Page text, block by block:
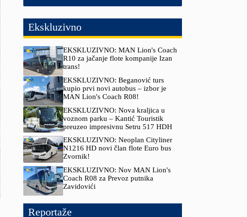
Ekskluzivno
EKSKLUZIVNO: MAN Lion's Coach
R10 za jačanje flote kompanije Izan
trans!
EKSKLUZIVNO: Beganović turs
kupio prvi novi autobus – izbor je
MAN Lion's Coach R08!
EKSKLUZIVNO: Nova kraljica u
voznom parku – Kantić Touristik
preuzeo impresivnu Setru 517 HDH
EKSKLUZIVNO: Neoplan Cityliner
N1216 HD novi član flote Euro bus
Zvornik!
EKSKLUZIVNO: Nov MAN Lion's
Coach R08 za Prevoz putnika
Zavidovići
Reportaže